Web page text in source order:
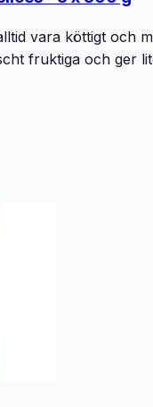
vara köttigt och
fruktiga och ger